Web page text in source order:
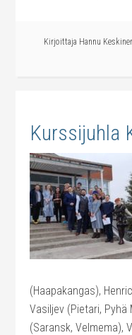
Kirjoittaja Hannu
Kurssijuhla
(Haapakangas),
Vasiljev (Pietari, Pyhä
(Saransk, Velmema),